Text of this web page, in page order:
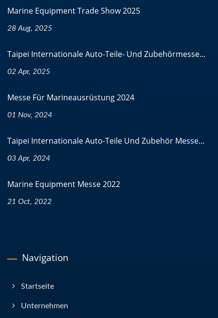
Marine Equipment Trade Show 2025
28 Aug, 2025
Taipei Internationale Auto-Teile- Und Zubehörmesse...
02 Apr, 2025
Messe Für Marineausrüstung 2024
01 Nov, 2024
Taipei Internationale Auto-Teile Und Zubehör Messe...
03 Apr, 2024
Marine Equipment Messe 2022
21 Oct, 2022
Navigation
Startseite
Unternehmen